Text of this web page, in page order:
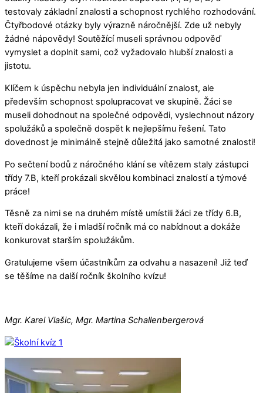
testovaly základní znalosti a schopnost rychlého rozhodování.
Čtyřbodové otázky byly výrazně náročnější. Zde už nebyly
žádné nápovědy! Soutěžící museli správnou odpověď
vymyslet a doplnit sami, což vyžadovalo hlubší znalosti a
jistotu.
Klíčem k úspěchu nebyla jen individuální znalost, ale
především schopnost spolupracovat ve skupině. Žáci se
museli dohodnout na společné odpovědi, vyslechnout názory
spolužáků a společně dospět k nejlepšímu řešení. Tato
dovednost je minimálně stejně důležitá jako samotné znalosti!
Po sečtení bodů z náročného klání se vítězem staly zástupci
třídy 7.B, kteří prokázali skvělou kombinaci znalostí a týmové
práce!
Těsně za nimi se na druhém místě umístili žáci ze třídy 6.B,
kteří dokázali, že i mladší ročník má co nabídnout a dokáže
konkurovat starším spolužákům.
Gratulujeme všem účastníkům za odvahu a nasazení! Již teď
se těšíme na další ročník školního kvízu!
Mgr. Karel Vlašic, Mgr. Martina Schallenbergerová